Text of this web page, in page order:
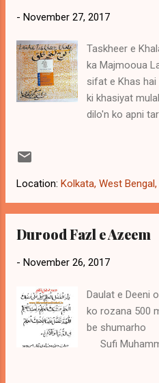
- November 27, 2017
Taskheer e
ka Majmooua
sifat e Khas hai
ki khasiyat
dilo'n ko apni
hasil karne ke
narm karne ke
aur hukmaran
liye. Mureedo'n
liye. Har qisam
ke liye yeh
lauh har
hifazat ke liye
Location: Kolkata, West
Durood Fazl e Azeem
- November 26, 2017
Daulat e Deeni
ko rozana 500
be
Sufi